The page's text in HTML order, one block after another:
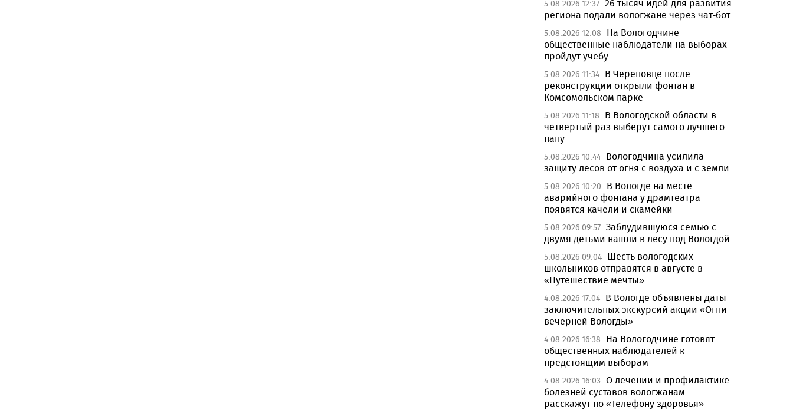
5.08.2026 12:37 26 тысяч идей для развития
региона подали вологжане через чат-бот
5.08.2026 12:08
На Вологодчине
общественные наблюдатели на выборах
пройдут учебу
5.08.2026 11:34 В Череповце после
реконструкции открыли фонтан в
Комсомольском парке
5.08.2026 11:18
В Вологодской области в
четвертый раз выберут самого лучшего
папу
5.08.2026 10:44 Вологодчина усилила
защиту лесов от огня с воздуха и с земли
5.08.2026 10:20
В Вологде на месте
аварийного фонтана у драмтеатра
появятся качели и скамейки
5.08.2026 09:57 Заблудившуюся семью с
двумя детьми нашли в лесу под Вологдой
5.08.2026 09:04 Шесть вологодских
школьников отправятся в августе в
«Путешествие мечты»
4.08.2026 17:04 В Вологде объявлены даты
заключительных экскурсий акции «Огни
вечерней Вологды»
4.08.2026 16:38
На Вологодчине готовят
общественных наблюдателей к
предстоящим выборам
4.08.2026 16:03 О лечении и профилактике
болезней суставов вологжанам
расскажут по «Телефону здоровья»